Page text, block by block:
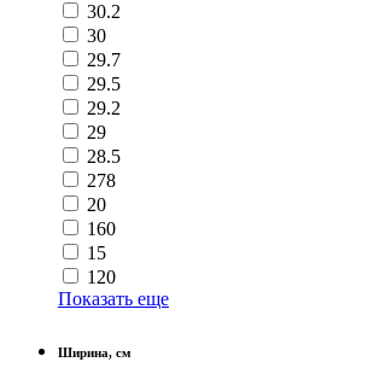
30.2
30
29.7
29.5
29.2
29
28.5
278
20
160
15
120
Показать еще
Ширина, см